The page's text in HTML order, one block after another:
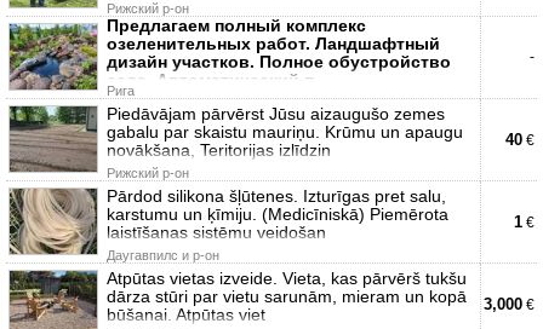
Рижский р-он
Предлагаем полный комплекс
озеленительных работ. Ландшафтный
дизайн участков. Полное обустройство
сада. Автоматический п
Рига
-
Piedāvājam pārvērst Jūsu aizaugušo zemes
gabalu par skaistu mauriņu. Krūmu un apaugu
novākšana, Teritorijas izlīdzin
Рижский р-он
40 €
Pārdod silikona šļūtenes. Izturīgas pret salu,
karstumu un ķīmiju. (Medicīniskā) Piemērota
laistīšanas sistēmu veidošan
Даугавпилс и р-он
1 €
Atpūtas vietas izveide. Vieta, kas pārvērš tukšu
dārza stūri par vietu sarunām, mieram un kopā
būšanai. Atpūtas viet
3,000 €